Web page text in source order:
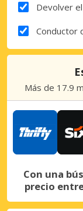
Devolver
Conductor
Más de 17.9
Con una
precio